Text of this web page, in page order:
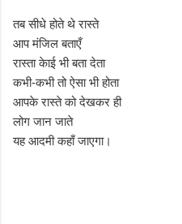
तब सीधे होते थे रास्ते
आप मंजिल बताएँ
रास्ता केाई भी बता देता
कभी-कभी तो ऐसा भी होता
आपके रास्ते को देखकर ही
लोग जान जाते
यह आदमी कहाँ जाएगा।